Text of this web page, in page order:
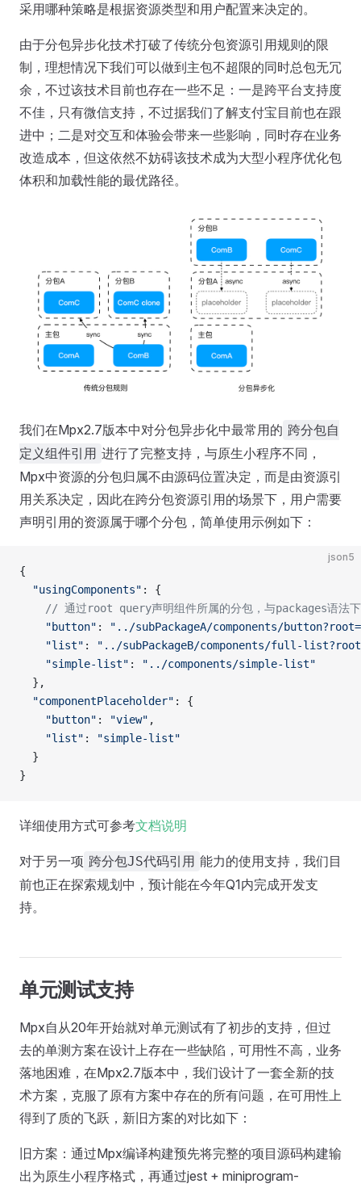
采用哪种策略是根据资源类型和用户配置来决定的。
由于分包异步化技术打破了传统分包资源引用规则的限
制，理想情况下我们可以做到主包不超限的同时总包无冗
余，不过该技术目前也存在一些不足：一是跨平台支持度
不佳，只有微信支持，不过据我们了解支付宝目前也在跟
进中；二是对交互和体验会带来一些影响，同时存在业务
改造成本，但这依然不妨碍该技术成为大型小程序优化包
体积和加载性能的最优路径。
我们在Mpx2.7版本中对分包异步化中最常用的 跨分包自
定义组件引用 进行了完整支持，与原生小程序不同，
Mpx中资源的分包归属不由源码位置决定，而是由资源引
用关系决定，因此在跨分包资源引用的场景下，用户需要
声明引用的资源属于哪个分包，简单使用示例如下：
json5
{
  "usingComponents"
: {
// 通过root query声明组件所属的分包，与packages语法
    "button"
:
"../subPackageA/components/
    "list"
:
"../subPackageB/components/full-
    "simple-list"
:
"../components/simple-list"
  },
  "componentPlaceholder"
: {
    "button"
: "view" ,
    "list"
:
"simple-list"
  }
}
详细使用方式可参考文档说明
对于另一项 跨分包JS代码引用 能力的使用支持，我们目
前也正在探索规划中，预计能在今年Q1内完成开发支
持。
单元测试支持
Mpx自从20年开始就对单元测试有了初步的支持，但过
去的单测方案在设计上存在一些缺陷，可用性不高，业务
落地困难，在Mpx2.7版本中，我们设计了一套全新的技
术方案，克服了原有方案中存在的所有问题，在可用性上
得到了质的飞跃，新旧方案的对比如下：
旧方案：通过Mpx编译构建预先将完整的项目源码构建输
出为原生小程序格式，再通过jest + miniprogram-